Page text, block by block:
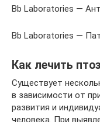
Bb Laboratories —
Bb Laboratories —
Как лечить
Существует
в зависимости от
развития и
человека. При